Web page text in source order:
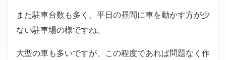
また駐車台数も多く、平日の昼間に車を動かす方が少
ない駐車場の様ですね。
大型の車も多いですが、この程度であれば問題なく作